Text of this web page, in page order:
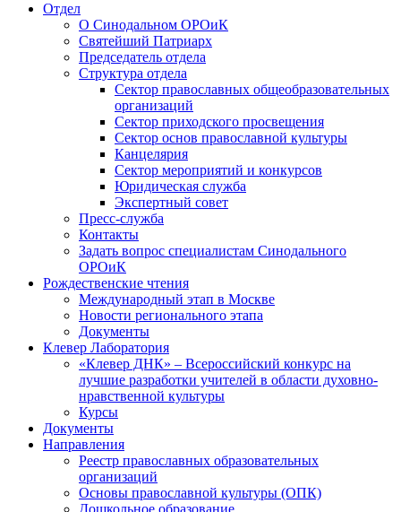
Отдел
О Синодальном ОРОиК
Святейший Патриарх
Председатель отдела
Структура отдела
Сектор православных общеобразовательных
организаций
Сектор приходского просвещения
Сектор основ православной культуры
Канцелярия
Сектор мероприятий и конкурсов
Юридическая служба
Экспертный совет
Пресс-служба
Контакты
Задать вопрос специалистам Синодального
ОРОиК
Рождественские чтения
Международный этап в Москве
Новости регионального этапа
Документы
Клевер Лаборатория
«Клевер ДНК» – Всероссийский конкурс на
лучшие разработки учителей в области духовно-
нравственной культуры
Курсы
Документы
Направления
Реестр православных образовательных
организаций
Основы православной культуры (ОПК)
Дошкольное образование